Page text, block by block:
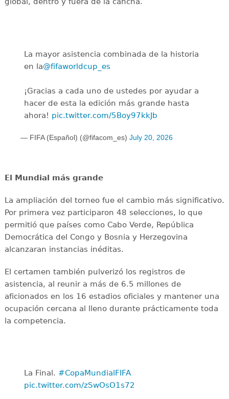
La mayor asistencia combinada de la historia
en la@fifaworldcup_es
¡Gracias a cada uno de ustedes por ayudar a
hacer de esta la edición más grande hasta
ahora! pic.twitter.com/5Boy97kkJb
— FIFA (Español) (@fifacom_es) July 20, 2026
El Mundial más grande
La ampliación del torneo fue el cambio más significativo.
Por primera vez participaron 48 selecciones, lo que
permitió que países como Cabo Verde, República
Democrática del Congo y Bosnia y Herzegovina
alcanzaran instancias inéditas.
El certamen también pulverizó los registros de
asistencia, al reunir a más de 6.5 millones de
aficionados en los 16 estadios oficiales y mantener una
ocupación cercana al lleno durante prácticamente toda
la competencia.
La Final. ️ #CopaMundialFIFA
pic.twitter.com/zSwOsO1s72